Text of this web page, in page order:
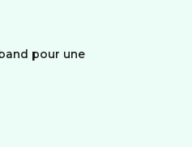
pour une